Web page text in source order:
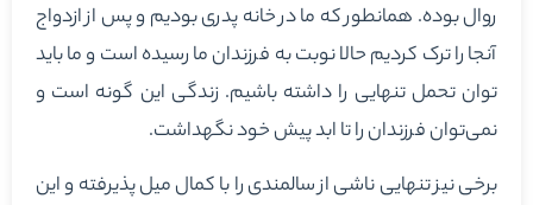
روال بوده. همانطور که ما در خانه پدری بودیم و پس از ازدواج
آنجا را ترک کردیم حالا نوبت به فرزندان ما رسیده است و ما باید
توان تحمل تنهایی را داشته باشیم. زندگی این گونه است و
نمی‌توان فرزندان را تا ابد پیش خود نگهداشت.
برخی نیز تنهایی ناشی از سالمندی را با کمال میل پذیرفته و این